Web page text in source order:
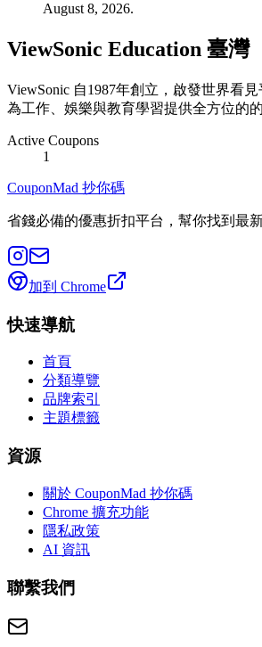
August 8, 2026.
ViewSonic Education 臺灣
ViewSonic 自1987年創立，啟發世界看
為工作、娛樂與教育學習提供全方位的
Active Coupons
1
CouponMad 抄你碼
省錢必備的優惠折扣平台，幫你找到最
加到 Chrome
快速導航
首頁
分類導覽
品牌索引
主題標籤
資源
關於 CouponMad 抄你碼
Chrome 擴充功能
隱私政策
AI 資訊
聯繫我們